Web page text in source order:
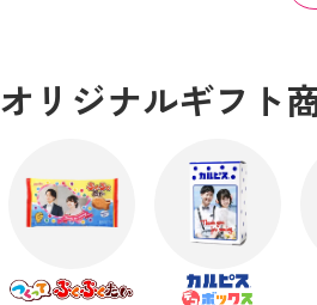
オリジナルギフト